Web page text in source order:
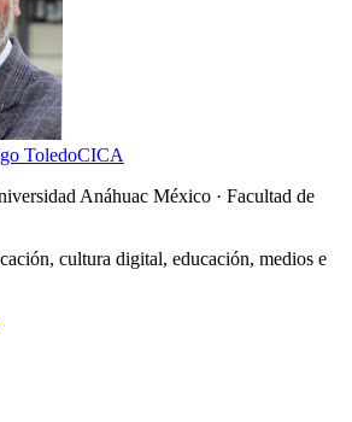
ToledoCICA
Anáhuac México · Facultad de
cultura digital, educación, medios e